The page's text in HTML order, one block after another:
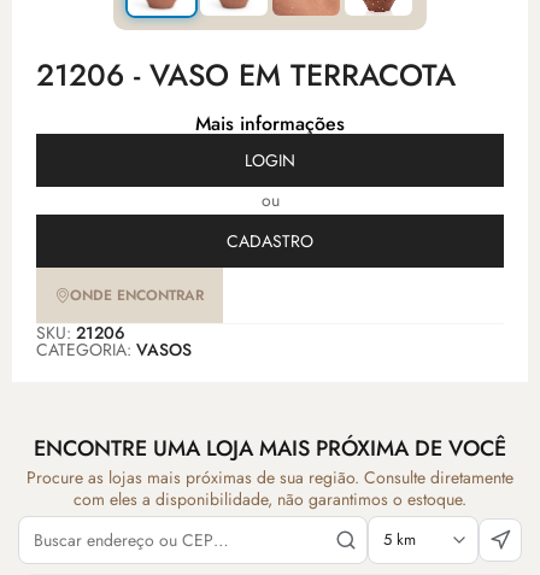
21206 - VASO EM TERRACOTA
Mais informações
LOGIN
ou
CADASTRO
ONDE ENCONTRAR
SKU: 21206
CATEGORIA: VASOS
ENCONTRE UMA LOJA MAIS PRÓXIMA DE VOCÊ
Procure as lojas mais próximas de sua região. Consulte diretamente
com eles a disponibilidade, não garantimos o estoque.